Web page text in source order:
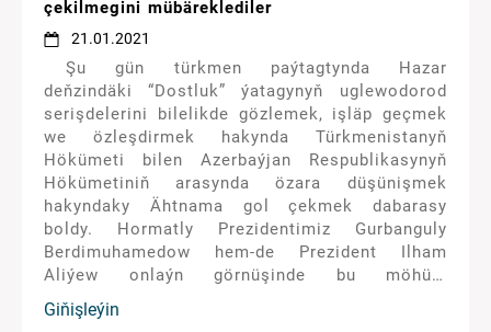
çekilmegini mübäreklediler
21.01.2021
Şu gün türkmen paýtagtynda Hazar
deňzindäki “Dostluk” ýatagynyň uglewodorod
serişdelerini bilelikde gözlemek, işläp geçmek
we özleşdirmek hakynda Türkmenistanyň
Hökümeti bilen Azerbaýjan Respublikasynyň
Hökümetiniň arasynda özara düşünişmek
hakyndaky Ähtnama gol çekmek dabarasy
boldy. Hormatly Prezidentimiz Gurbanguly
Berdimuhamedow hem-de Prezident Ilham
Aliýew onlaýn görnüşinde bu möhüm
resminamanyň kabul edilmegini mübäreklediler.
Bu resminamada gadymdan gelýän hoşniýetli
Giňişleýin